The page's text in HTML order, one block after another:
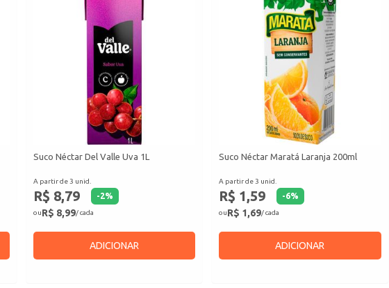
Suco Néctar Del Valle Uva 1L
A partir de 3 unid.
R$ 8,79 -2%
ouR$ 8,99/ cada
ADICIONAR
Suco Néctar Maratá Laranja 200ml
A partir de 3 unid.
R$ 1,59 -6%
ouR$ 1,69/ cada
ADICIONAR